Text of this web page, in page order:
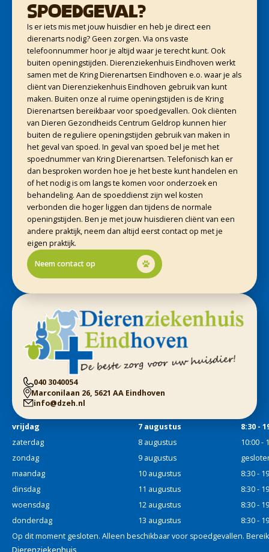
Spoedgeval?
Is er iets mis met jouw huisdier en heb je direct een
dierenarts nodig? Geen zorgen. Via ons vaste
telefoonnummer hoor je altijd waar je terecht kunt. Ook
buiten openingstijden. Dierenziekenhuis Eindhoven werkt
samen met de Kring Dierenartsen Eindhoven e.o. waar je als
cliënt van Dierenziekenhuis Eindhoven gebruik van kunt
maken. Buiten onze al ruime openingstijden is de Kring
Dierenartsen bereikbaar voor spoedgevallen. Ook cliënten
van Dieren Gezondheids Centrum Geldrop kunnen hier
buiten de reguliere openingstijden gebruik van maken in
het geval van spoed. In geval van spoed bel je met het
spoednummer van Kring Dierenartsen. Telefonisch kan er
dan besproken worden hoe je het beste kunt handelen en
of het nodig is om langs te komen voor onderzoek en
behandeling. Aan de spoeddienst zijn wel kosten
verbonden die hoger liggen dan tijdens de normale
openingstijden. Ben je met jouw huisdieren cliënt van een
andere praktijk, neem dan altijd eerst contact op met je
eigen praktijk.
Neem contact op
040 3040054
Marconilaan 26, 5621 AA Eindhoven
info@dzeh.nl
vrijdag 7 augustus
8:30 -
zaterdag
8 augustus
10:00 -
zondag
9 augustus
maandag
10 augustus
8:30 -
dinsdag
11 augustus
8:30 -
woensdag
12 augustus
8:30 -
donderdag
13 augustus
8:30 -
Op dit moment gesloten. Alleen beschikbaar voor spoedgevallen.
Dierenziekenhuis